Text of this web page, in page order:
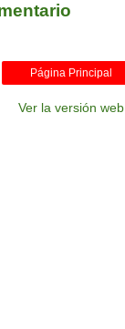
Página Principal
Ver la versión web